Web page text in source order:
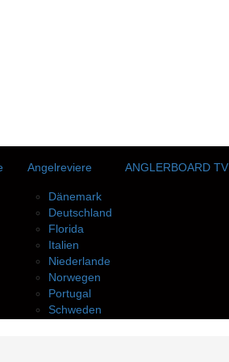
Angelreviere
Dänemark
Deutschland
Florida
Italien
Niederlande
Norwegen
Portugal
Schweden
ANGLERBOARD TV